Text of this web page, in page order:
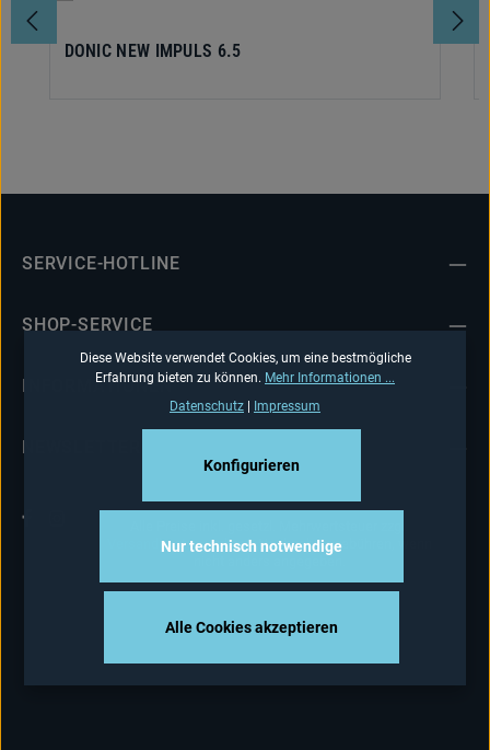
DONIC NEW IMPULS 6.5
SERVICE-HOTLINE
SHOP-SERVICE
INFORMATIONEN
Versandkostenund ggf. Nachnahmegebühren, wenn
Diese Website verwendet Cookies, um eine bestmögliche
Erfahrung bieten zu können. Mehr Informationen ...
Datenschutz | Impressum
Nur technisch notwendige
Konfigurieren
Alle Cookies akzeptieren